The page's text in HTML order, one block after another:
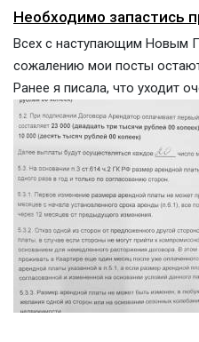
Необходимо запастись
Всех с наступающим Новым
сожалению мои посты
Ранее я писала, что уходит